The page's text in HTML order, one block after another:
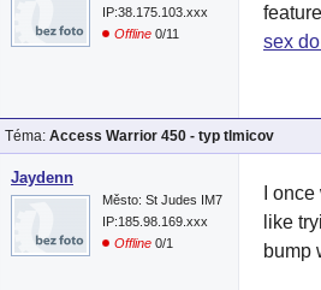
IP:38.175.103.xxx
Offline 0/11
sex
Téma: Access Warrior 450 - typ tlmicov
Jaydenn
Město: St Judes IM7
IP:185.98.169.xxx
Offline 0/1
I once
like
bump